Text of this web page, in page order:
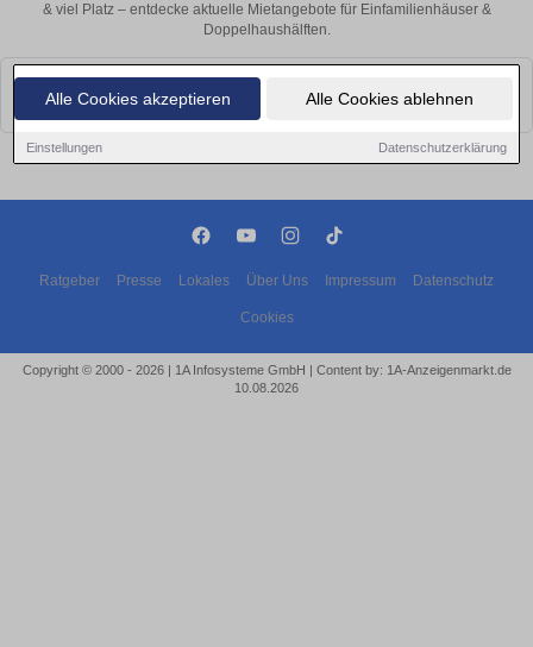
Alle Cookies akzeptieren Alle Cookies ablehnen
Einstellungen Datenschutzerklärung
& viel Platz – entdecke aktuelle Mietangebote für Einfamilienhäuser &
Doppelhaushälften.
Leider konnten wir derzeit keine passenden Objekte finden. Schauen Sie
bald wieder vorbei!
Ratgeber Presse Lokales Über Uns Impressum Datenschutz
Cookies
Copyright © 2000 - 2026 | 1A Infosysteme GmbH | Content by: 1A-Anzeigenmarkt.de
10.08.2026